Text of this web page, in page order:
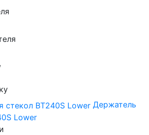
Держатель
Lower